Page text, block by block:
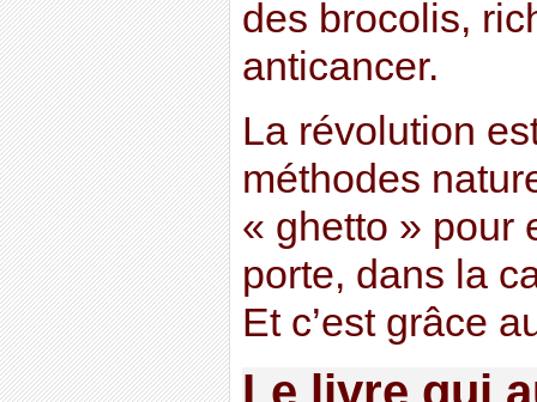
des brocolis,
anticancer.
La révolution
méthodes
« ghetto » pour
porte, dans la
Et c’est grâce
Le livre qui